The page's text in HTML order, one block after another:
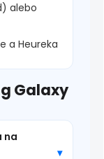
alebo
a Heureka
Galaxy
na